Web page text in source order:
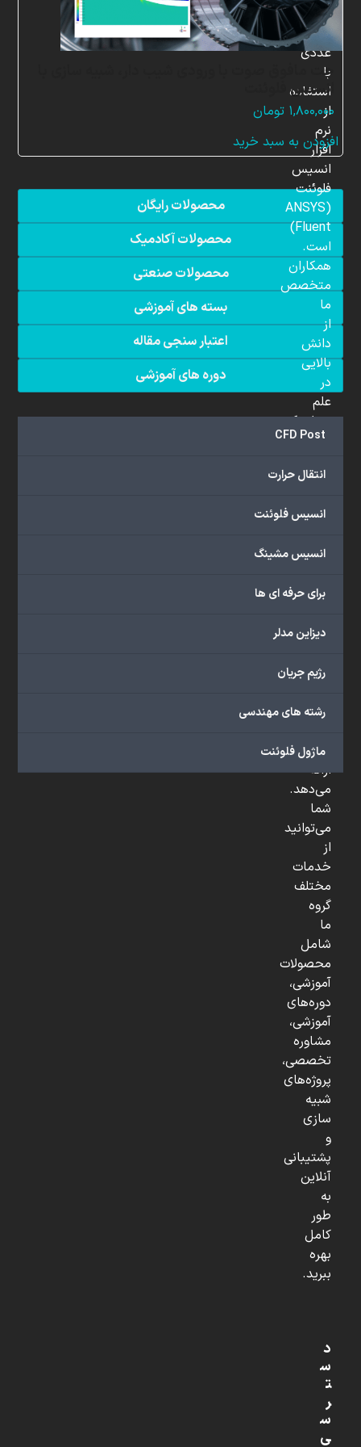
جت مافوق صوت با ورودی شیب دار، شبیه سازی با
انسیس فلوئنت
۱,۸۰۰,۰۰۰ تومان
افزودن به سبد خرید
محصولات رایگان
محصولات آکادمیک
محصولات صنعتی
بسته های آموزشی
اعتبار سنجی مقاله
دوره های آموزشی
CFD Post
انتقال حرارت
انسیس فلوئنت
انسیس مشینگ
برای حرفه ای ها
دیزاین مدلر
رژیم جریان
رشته های مهندسی
ماژول فلوئنت
شبیه
سازی
عددی
با
استفاده
از
نرم
افزار
انسیس
فلوئنت
(ANSYS
Fluent)
است.
همکاران
متخصص
ما
از
دانش
بالایی
در
علم
دینامیک
سیالات
(CFD)
هستند.
ما
گسترده‌ای
با
دانشگاهی،
صنعتی
...
ارائه
می‌دهد.
شما
می‌توانید
از
خدمات
مختلف
گروه
ما
شامل
محصولات
آموزشی،
دوره‌های
آموزشی،
مشاوره
تخصصی،
پروژه‌های
شبیه
سازی
و
پشتیبانی
آنلاین
به
طور
کامل
بهره
ببرید.
د
س
ت
ر
س
ی